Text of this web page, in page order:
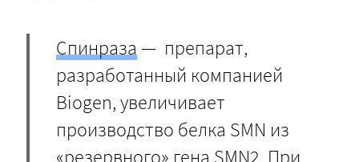
Спинраза — препарат,
разработанный компанией
Biogen, увеличивает
производство белка SMN из
«резервного» гена SMN2. При